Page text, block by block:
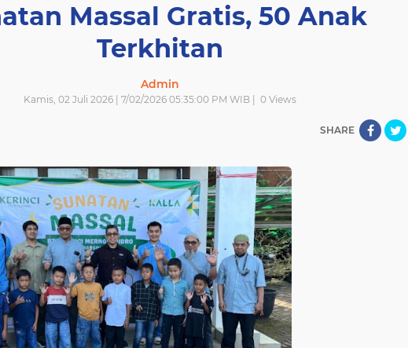
Massal Gratis, 50 Anak
Terkhitan
Admin
Kamis, 02 Juli 2026 | 7/02/2026 05:35:00 PM WIB | 0Views
SHARE